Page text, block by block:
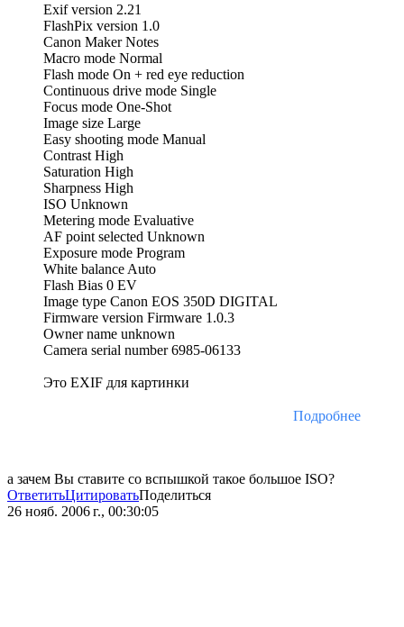
Exif version 2.21
FlashPix version 1.0
Canon Maker Notes
Macro mode Normal
Flash mode On + red eye reduction
Continuous drive mode Single
Focus mode One-Shot
Image size Large
Easy shooting mode Manual
Contrast High
Saturation High
Sharpness High
ISO Unknown
Metering mode Evaluative
AF point selected Unknown
Exposure mode Program
White balance Auto
Flash Bias 0 EV
Image type Canon EOS 350D DIGITAL
Firmware version Firmware 1.0.3
Owner name unknown
Camera serial number 6985-06133
Это EXIF для картинки
Подробнее
а зачем Вы ставите со вспышкой такое большое ISO?
ОтветитьЦитироватьПоделиться
26 нояб. 2006 г., 00:30:05